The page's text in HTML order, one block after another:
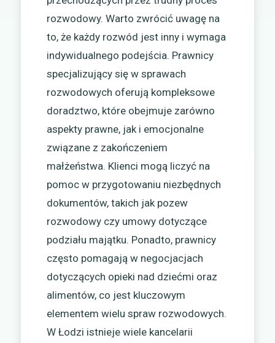
rozwodowy. Warto zwrócić uwagę na
to, że każdy rozwód jest inny i wymaga
indywidualnego podejścia. Prawnicy
specjalizujący się w sprawach
rozwodowych oferują kompleksowe
doradztwo, które obejmuje zarówno
aspekty prawne, jak i emocjonalne
związane z zakończeniem
małżeństwa. Klienci mogą liczyć na
pomoc w przygotowaniu niezbędnych
dokumentów, takich jak pozew
rozwodowy czy umowy dotyczące
podziału majątku. Ponadto, prawnicy
często pomagają w negocjacjach
dotyczących opieki nad dziećmi oraz
alimentów, co jest kluczowym
elementem wielu spraw rozwodowych.
W Łodzi istnieje wiele kancelarii